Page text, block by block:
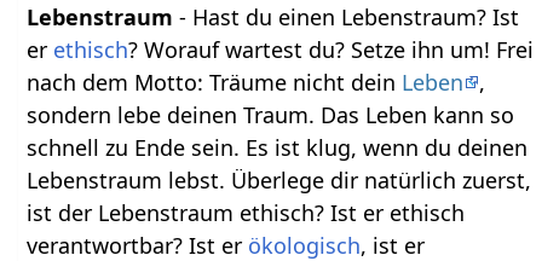
Lebenstraum- Hast du einen Lebenstraum? Ist
er ethisch? Worauf wartest du? Setze ihn um! Frei
nach dem Motto: Träume nicht dein Leben
,
sondern lebe deinen Traum. Das Leben kann so
schnell zu Ende sein. Es ist klug, wenn du deinen
Lebenstraum lebst. Überlege dir natürlich zuerst,
ist der Lebenstraum ethisch? Ist er ethisch
verantwortbar? Ist er ökologisch, ist er